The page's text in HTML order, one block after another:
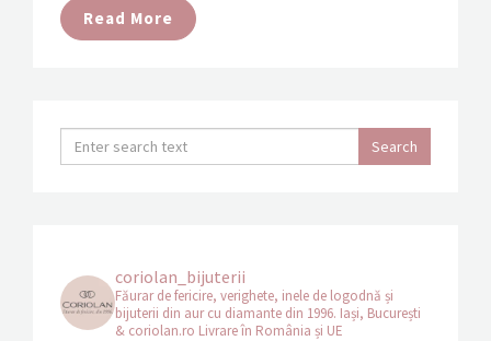
Read More
coriolan_bijuterii
Făurar de fericire, verighete, inele de logodnă și
bijuterii din aur cu diamante din 1996. Iași, București
& coriolan.ro Livrare în România și UE